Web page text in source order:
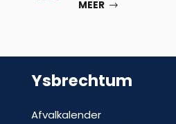
MEER
Ysbrechtum
Afvalkalender